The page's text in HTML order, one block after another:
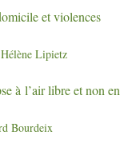
et violences
Hélène Lipietz
à l’air libre et non en
Bourdeix